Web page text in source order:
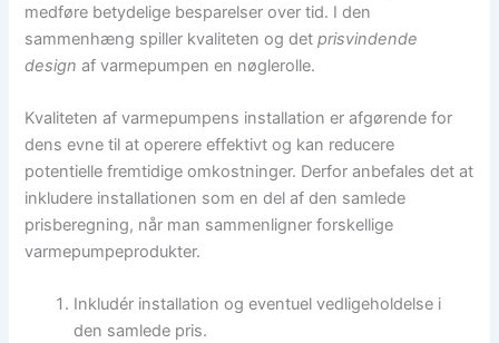
medføre betydelige besparelser over tid. I den
sammenhæng spiller kvaliteten og detprisvindende
design af varmepumpen en nøglerolle.
Kvaliteten af varmepumpens installation er afgørende for
dens evne til at operere effektivt og kan reducere
potentielle fremtidige omkostninger. Derfor anbefales det at
inkludere installationen som en del af den samlede
prisberegning, når man sammenligner forskellige
varmepumpeprodukter.
Inkludér installation og eventuel vedligeholdelse i
den samlede pris.